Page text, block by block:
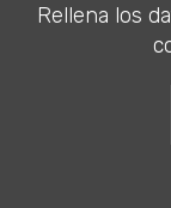
Rellena los